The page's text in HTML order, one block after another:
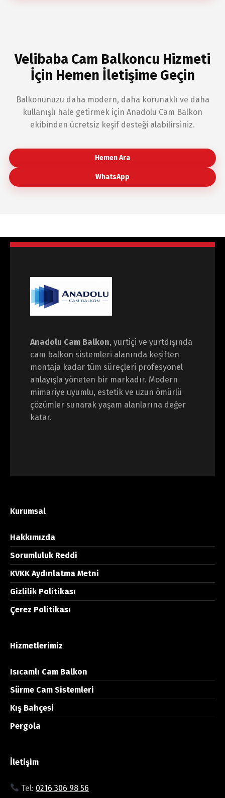
Velibaba Cam Balkoncu Hizmeti
İçin Hemen İletişime Geçin
Balkonunuzu daha modern, daha korunaklı ve daha
kullanışlı hale getirmek için Anadolu Cam Balkon
ekibinden ücretsiz keşif desteği alabilirsiniz.
Hemen Ara
WhatsApp
Anadolu Cam Balkon, yurtiçi ve yurtdışında
cam balkon sistemleri alanında keşiften
montaja kadar tüm süreçleri profesyonel
anlayışla yöneten bir markadır. Modern
mimariye uyumlu, estetik ve uzun ömürlü
çözümler sunarak yaşam alanlarına değer
katar.
Kurumsal
Hakkımızda
Sorumluluk Reddi
KVKK Aydınlatma Metni
Gizlilik Politikası
Çerez Politikası
Hizmetlerimiz
Isıcamlı Cam Balkon
Sürme Cam Sistemleri
Kış Bahçesi
Pergola
İletişim
Tel: 0216 306 98 56